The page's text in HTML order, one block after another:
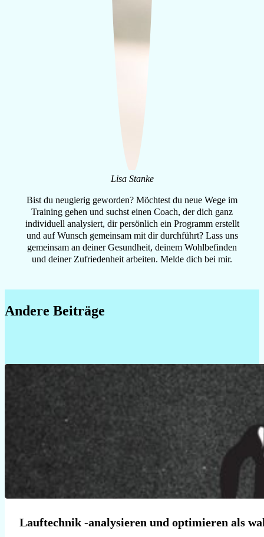
Lisa Stanke
Bist du neugierig geworden? Möchtest du neue Wege im
Training gehen und suchst einen Coach, der dich ganz
individuell analysiert, dir persönlich ein Programm erstellt
und auf Wunsch gemeinsam mit dir durchführt? Lass uns
gemeinsam an deiner Gesundheit, deinem Wohlbefinden
und deiner Zufriedenheit arbeiten. Melde dich bei mir.
Andere Beiträge
Lauftechnik -analysieren und optimieren als